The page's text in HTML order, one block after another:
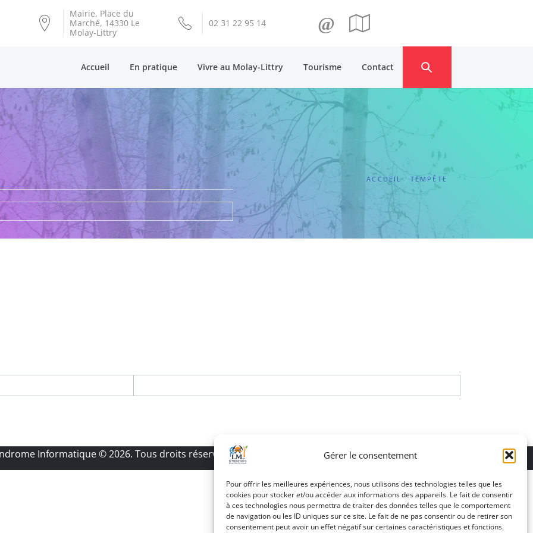
Gérer le consentement
Pour offrir les meilleures expériences, nous utilisons des technologies telles que les
cookies pour stocker et/ou accéder aux informations des appareils. Le fait de consentir
à ces technologies nous permettra de traiter des données telles que le comportement
de navigation ou les ID uniques sur ce site. Le fait de ne pas consentir ou de retirer son
consentement peut avoir un effet négatif sur certaines caractéristiques et fonctions.
Mairie, Place du
Marché, 14330 Le
Molay-Littry
02 31 22 95 14 @
Accueil En pratique Vivre au Molay-Littry Tourisme Contact
ACCUEIL TEMPÊTE
Informatique© 2026. Tous droits réservés.|Mentions légales